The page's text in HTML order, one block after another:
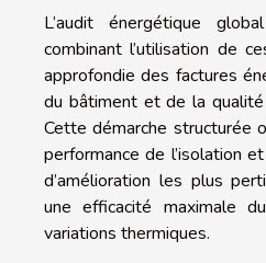
L’audit énergétique
combinant l’utilisation de
approfondie des factures
du bâtiment et de la qualité
Cette démarche structurée
performance de l’isolation
d’amélioration les plus
une efficacité maximale
variations thermiques.